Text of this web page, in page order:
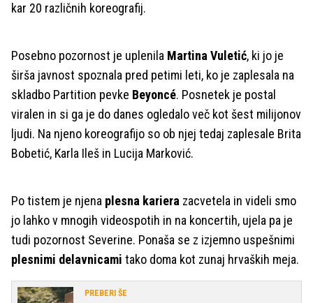
kar 20 različnih koreografij.
Posebno pozornost je uplenila Martina Vuletić, ki jo je
širša javnost spoznala pred petimi leti, ko je zaplesala na
skladbo Partition pevke Beyoncé. Posnetek je postal
viralen in si ga je do danes ogledalo več kot šest milijonov
ljudi. Na njeno koreografijo so ob njej tedaj zaplesale Brita
Bobetić, Karla Ileš in Lucija Marković.
Po tistem je njena plesna kariera zacvetela in videli smo
jo lahko v mnogih videospotih in na koncertih, ujela pa je
tudi pozornost Severine. Ponaša se z izjemno uspešnimi
plesnimi delavnicami tako doma kot zunaj hrvaških meja.
PREBERI ŠE